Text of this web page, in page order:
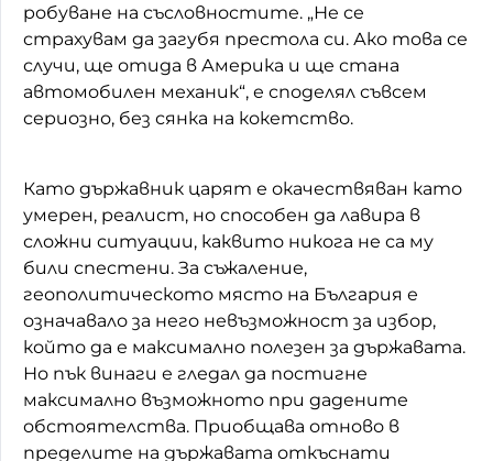
робуване на съсловностите. „Не се
страхувам да загубя престола си. Ако това се
случи, ще отида в Америка и ще стана
автомобилен механик“, е споделял съвсем
сериозно, без сянка на кокетство.
Като държавник царят е окачествяван като
умерен, реалист, но способен да лавира в
сложни ситуации, каквито никога не са му
били спестени. За съжаление,
геополитическото място на България е
означавало за него невъзможност за избор,
който да е максимално полезен за държавата.
Но пък винаги е гледал да постигне
максимално възможното при дадените
обстоятелства. Приобщава отново в
пределите на държавата откъснати